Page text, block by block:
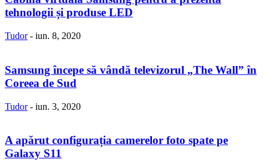
tehnologii și produse LED
Tudor - iun. 8, 2020
Samsung începe să vândă televizorul „The Wall” în
Coreea de Sud
Tudor - iun. 3, 2020
A apărut configurația camerelor foto spate pe
Galaxy S11